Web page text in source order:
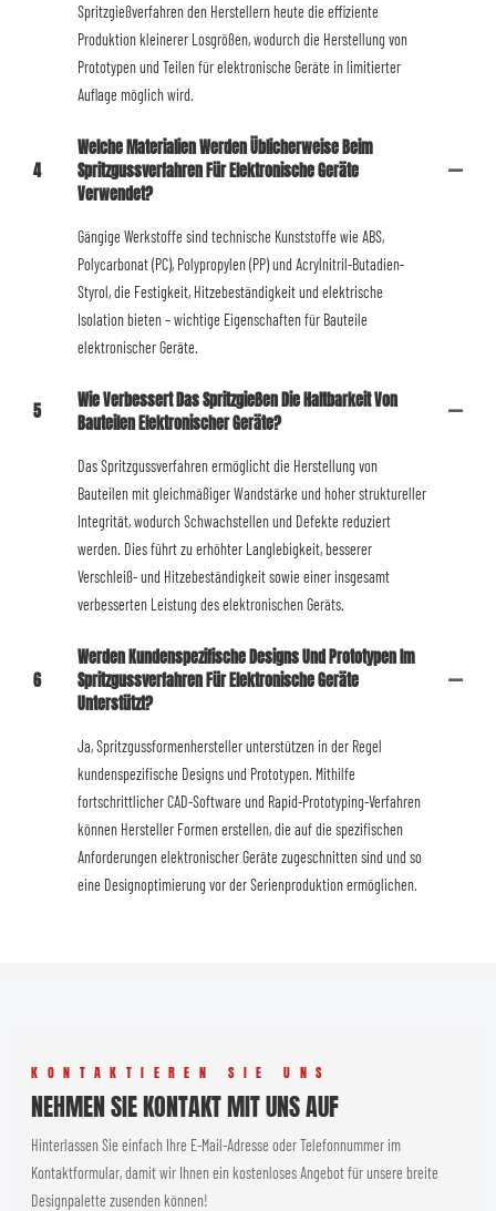
Spritzgießverfahren den Herstellern heute die effiziente
Produktion kleinerer Losgrößen, wodurch die Herstellung von
Prototypen und Teilen für elektronische Geräte in limitierter
Auflage möglich wird.
4
Welche Materialien Werden Üblicherweise Beim
Spritzgussverfahren Für Elektronische Geräte
Verwendet?
Gängige Werkstoffe sind technische Kunststoffe wie ABS,
Polycarbonat (PC), Polypropylen (PP) und Acrylnitril-Butadien-
Styrol, die Festigkeit, Hitzebeständigkeit und elektrische
Isolation bieten – wichtige Eigenschaften für Bauteile
elektronischer Geräte.
5
Wie Verbessert Das Spritzgießen Die Haltbarkeit Von
Bauteilen Elektronischer Geräte?
Das Spritzgussverfahren ermöglicht die Herstellung von
Bauteilen mit gleichmäßiger Wandstärke und hoher struktureller
Integrität, wodurch Schwachstellen und Defekte reduziert
werden. Dies führt zu erhöhter Langlebigkeit, besserer
Verschleiß- und Hitzebeständigkeit sowie einer insgesamt
verbesserten Leistung des elektronischen Geräts.
6
Werden Kundenspezifische Designs Und Prototypen Im
Spritzgussverfahren Für Elektronische Geräte
Unterstützt?
Ja, Spritzgussformenhersteller unterstützen in der Regel
kundenspezifische Designs und Prototypen. Mithilfe
fortschrittlicher CAD-Software und Rapid-Prototyping-Verfahren
können Hersteller Formen erstellen, die auf die spezifischen
Anforderungen elektronischer Geräte zugeschnitten sind und so
eine Designoptimierung vor der Serienproduktion ermöglichen.
KONTAKTIEREN SIE UNS
NEHMEN SIE KONTAKT MIT UNS AUF
Hinterlassen Sie einfach Ihre E-Mail-Adresse oder Telefonnummer im
Kontaktformular, damit wir Ihnen ein kostenloses Angebot für unsere breite
Designpalette zusenden können!